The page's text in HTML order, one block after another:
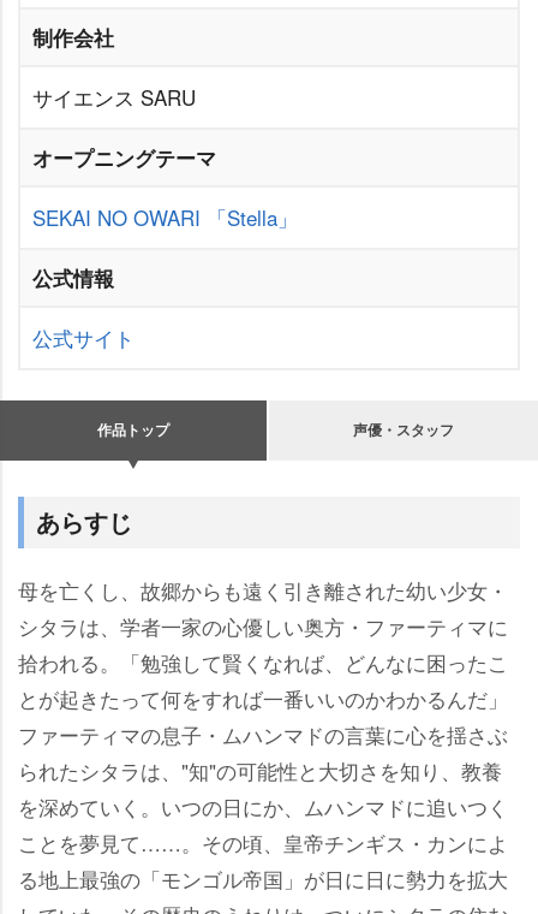
制作会社
サイエンス SARU
オープニングテーマ
SEKAI NO OWARI 「Stella」
公式情報
公式サイト
作品トップ 声優・スタッフ
あらすじ
母を亡くし、故郷からも遠く引き離された幼い少女・
シタラは、学者一家の心優しい奥方・ファーティマに
拾われる。「勉強して賢くなれば、どんなに困ったこ
とが起きたって何をすれば一番いいのかわかるんだ」
ファーティマの息子・ムハンマドの言葉に心を揺さぶ
られたシタラは、"知"の可能性と大切さを知り、教養
を深めていく。いつの日にか、ムハンマドに追いつく
ことを夢見て……。その頃、皇帝チンギス・カンによ
る地上最強の「モンゴル帝国」が日に日に勢力を拡大